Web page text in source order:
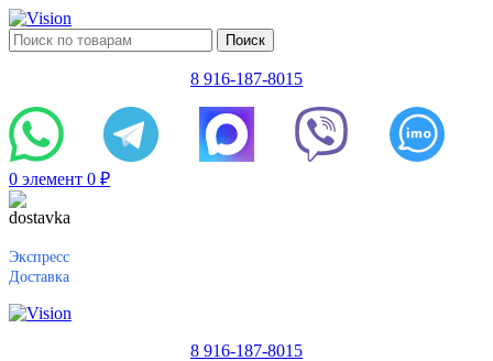
Поиск
8 916-187-8015
0 элемент 0 ₽
Экспресс
Доставка
8 916-187-8015